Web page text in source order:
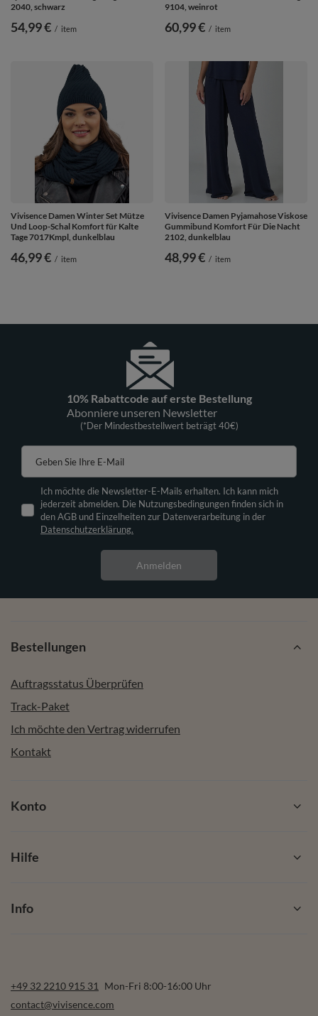
2040, schwarz
54,99 € / item
9104, weinrot
60,99 € / item
Vivisence Damen Winter Set Mütze
Und Loop-Schal Komfort für Kalte
Tage 7017Kmpl, dunkelblau
46,99 € / item
Vivisence Damen Pyjamahose Viskose
Gummibund Komfort Für Die Nacht
2102, dunkelblau
48,99 € / item
10% Rabattcode auf erste Bestellung
Abonniere unseren Newsletter
(*Der Mindestbestellwert beträgt 40€)
Geben Sie Ihre E-Mail
Ich möchte die Newsletter-E-Mails erhalten. Ich kann mich
jederzeit abmelden. Die Nutzungsbedingungen finden sich in
den AGB und Einzelheiten zur Datenverarbeitung in der
Datenschutzerklärung.
Anmelden
Bestellungen
Auftragsstatus Überprüfen
Track-Paket
Ich möchte den Vertrag widerrufen
Kontakt
Konto
Hilfe
Info
+49 32 2210 915 31
Mon-Fri 8:00-16:00 Uhr
contact@vivisence.com